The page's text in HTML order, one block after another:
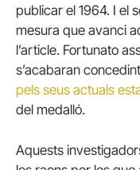
publicar el 1964. I el
mesura que avanci
l’article. Fortunato
s’acabaran
pels seus actuals
del medalló.
Aquests